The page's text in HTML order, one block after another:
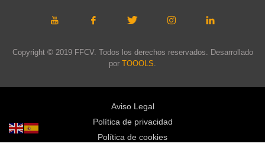
Copyright © 2019 FFCV. Todos los derechos reservados. Desarrollado
por TOOOLS.
Aviso Legal
Política de privacidad
Política de cookies